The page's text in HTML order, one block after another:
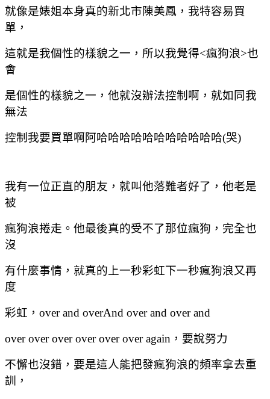
就像是婊姐本身真的新北市陳美鳳，我特容易買
單，
這就是我個性的樣貌之一，所以我覺得<瘋狗浪>也
會
是個性的樣貌之一，他就沒辦法控制啊，就如同我
無法
控制我要買單啊阿哈哈哈哈哈哈哈哈哈哈哈(哭)
我有一位正直的朋友，就叫他落難者好了，他老是
被
瘋狗浪捲走。他最後真的受不了那位瘋狗，完全也
沒
有什麼事情，就真的上一秒彩虹下一秒瘋狗浪又再
度
彩虹， over and overAnd over and over and
over overover over over over again ，要說努力
不懈也沒錯，要是這人能把發瘋狗浪的頻率拿去重
訓，